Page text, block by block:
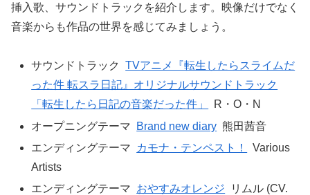
挿入歌、サウンドトラックを紹介します。映像だけでなく
音楽からも作品の世界を感じてみましょう。
サウンドトラック
TVアニメ『転生したらスライムだ
った件 転スラ日記』オリジナルサウンドトラック
「転生したら日記の音楽だった件」
R・O・N
オープニングテーマ
Brand new diary 熊田茜音
エンディングテーマ
カモナ・テンペスト！
Various
Artists
エンディングテーマ おやすみオレンジ
リムル (CV.